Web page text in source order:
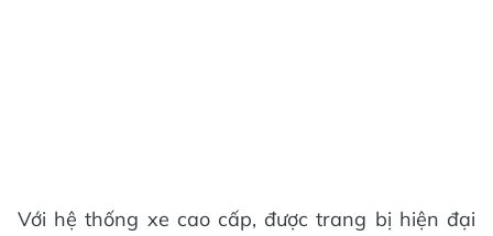
Với hệ thống xe cao cấp, được trang bị hiện đại